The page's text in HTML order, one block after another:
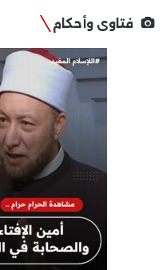
فتاوى وأحكام